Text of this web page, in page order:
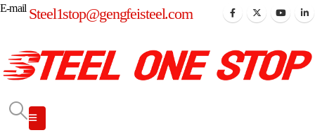
E-mail Steel1stop@gengfeisteel.com